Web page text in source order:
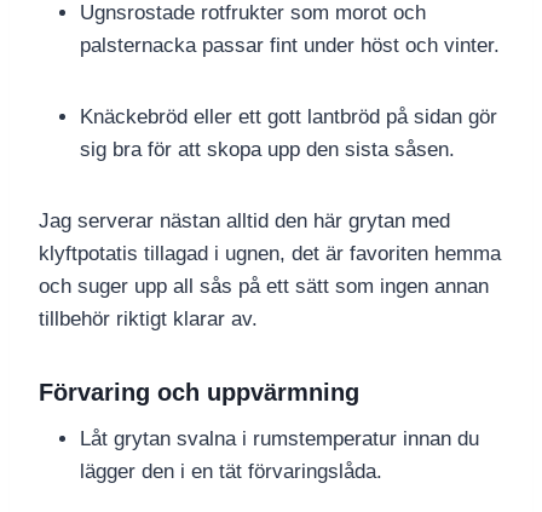
Ugnsrostade rotfrukter som morot och
palsternacka passar fint under höst och vinter.
Knäckebröd eller ett gott lantbröd på sidan gör
sig bra för att skopa upp den sista såsen.
Jag serverar nästan alltid den här grytan med
klyftpotatis tillagad i ugnen, det är favoriten hemma
och suger upp all sås på ett sätt som ingen annan
tillbehör riktigt klarar av.
Förvaring och uppvärmning
Låt grytan svalna i rumstemperatur innan du
lägger den i en tät förvaringslåda.